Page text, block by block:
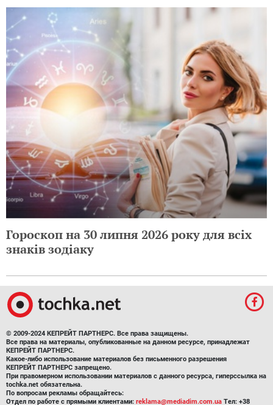
Гороскоп на 30 липня 2026 року для всіх
знаків зодіаку
© 2009-2024 КЕПРЕЙТ ПАРТНЕРС. Все права защищены.
Все права на материалы, опубликованные на данном ресурсе, принадлежат
КЕПРЕЙТ ПАРТНЕРС.
Какое-либо использование материалов без письменного разрешения
КЕПРЕЙТ ПАРТНЕРС запрещено.
При правомерном использовании материалов с данного ресурса, гиперссылка на
tochka.net обязательна.
По вопросам рекламы обращайтесь:
Отдел по работе с прямыми клиентами: reklama@mediadim.com.ua Тел: +38